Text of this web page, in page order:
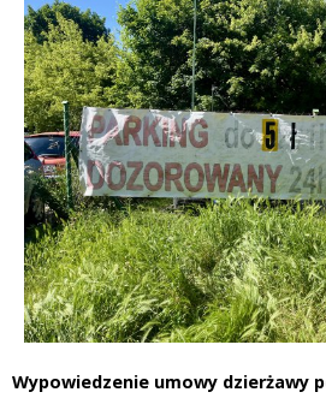
Wypowiedzenie umowy dzierżawy